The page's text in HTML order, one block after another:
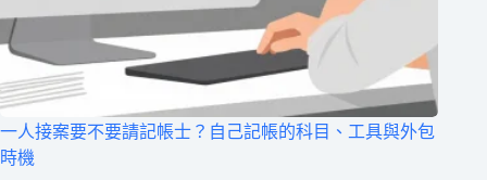
一人接案要不要請記帳士？自己記帳的科目、工具與外包
時機